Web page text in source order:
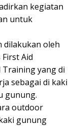
kegiatan
untuk
dilakukan oleh
Aid
Training yang di
sebagai di kaki
gunung.
outdoor
gunung